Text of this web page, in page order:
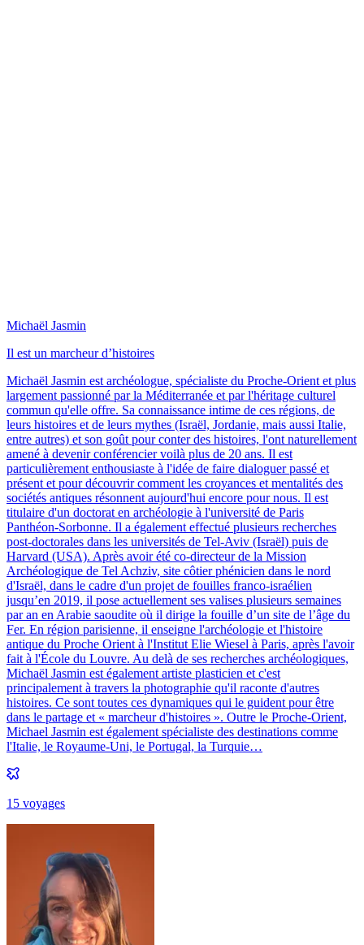
Michaël Jasmin
Il est un marcheur d’histoires
Michaël Jasmin est archéologue, spécialiste du Proche-Orient et plus
largement passionné par la Méditerranée et par l'héritage culturel
commun qu'elle offre. Sa connaissance intime de ces régions, de
leurs histoires et de leurs mythes (Israël, Jordanie, mais aussi Italie,
entre autres) et son goût pour conter des histoires, l'ont naturellement
amené à devenir conférencier voilà plus de 20 ans. Il est
particulièrement enthousiaste à l'idée de faire dialoguer passé et
présent et pour découvrir comment les croyances et mentalités des
sociétés antiques résonnent aujourd'hui encore pour nous. Il est
titulaire d'un doctorat en archéologie à l'université de Paris
Panthéon-Sorbonne. Il a également effectué plusieurs recherches
post-doctorales dans les universités de Tel-Aviv (Israël) puis de
Harvard (USA). Après avoir été co-directeur de la Mission
Archéologique de Tel Achziv, site côtier phénicien dans le nord
d'Israël, dans le cadre d'un projet de fouilles franco-israélien
jusqu’en 2019, il pose actuellement ses valises plusieurs semaines
par an en Arabie saoudite où il dirige la fouille d’un site de l’âge du
Fer. En région parisienne, il enseigne l'archéologie et l'histoire
antique du Proche Orient à l'Institut Elie Wiesel à Paris, après l'avoir
fait à l'École du Louvre. Au delà de ses recherches archéologiques,
Michaël Jasmin est également artiste plasticien et c'est
principalement à travers la photographie qu'il raconte d'autres
histoires. Ce sont toutes ces dynamiques qui le guident pour être
dans le partage et « marcheur d'histoires ». Outre le Proche-Orient,
Michael Jasmin est également spécialiste des destinations comme
l'Italie, le Royaume-Uni, le Portugal, la Turquie…
15 voyages